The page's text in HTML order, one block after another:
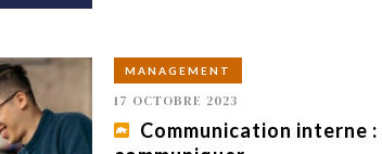
MANAGEMENT
17 OCTOBRE 2023
Communication interne